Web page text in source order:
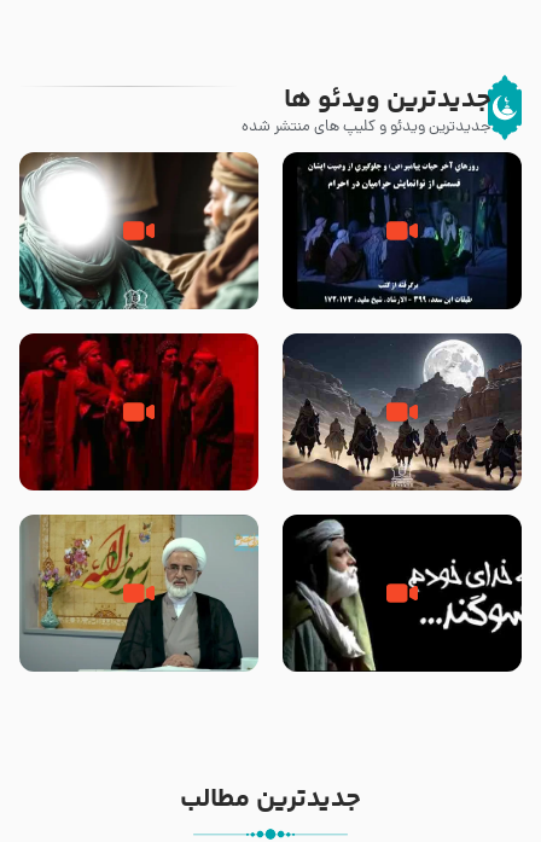
جدیدترین ویدئو ها
جدیدترین ویدئو و کلیپ های منتشر شده
روزهای آخر حیات پیامبر اکرم صلی
الله علیه و آله – قسمتی از
وصیتی که نوشته نشد (حدیث
قرطاس)
‌‌‌‌‌‌‌داستان ترور نافرجام رسول خدا
صلی الله علیه و آله – شهادت
قسمتی از نوا نمایش بیرق ماندگار
بیان توطئه های منافقین پیش از
خطبه حضرت سلمان سه روز پس از
شهادت پیامبر اکرم صلی الله علیه
مادر داعش – حجت الاسلام جباری
جدیدترین مطالب